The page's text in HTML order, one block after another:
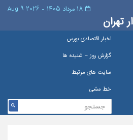
تهران
اخبار اقتصادی بورس
گزارش روز – شنيده ها
سایت های مرتبط
خط مشی